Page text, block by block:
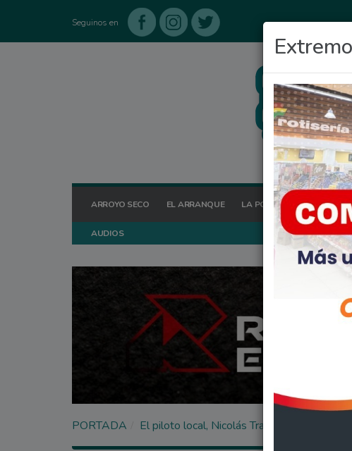
Seguinos en
ARROYO SECO EL ARRANQUE LA POSTA HOY OCIO
AUDIOS
PORTADA El piloto local, Nicolás Traverso competirá